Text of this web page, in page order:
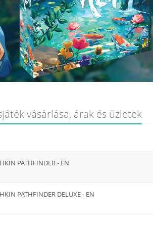
vásárlása, árak és üzletek
PATHFINDER - EN
PATHFINDER DELUXE - EN